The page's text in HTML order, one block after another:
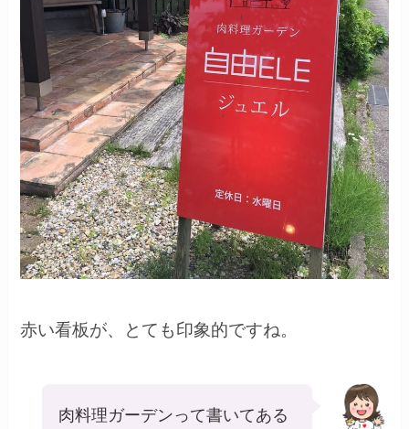
赤い看板が、とても印象的ですね。
肉料理ガーデンって書いてある